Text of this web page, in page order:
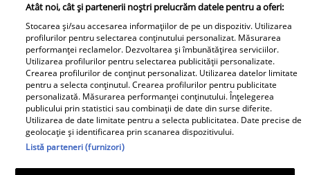
Daniela Nane, dezvăluiri după
despărțirea de Octavian Ene. Cum se
simte actrița: „Nu simt nicio lipsă”
Atât noi, cât și partenerii noștri prelucrăm datele pentru a oferi:
Stocarea și/sau accesarea informațiilor de pe un dispozitiv. Utilizarea
profilurilor pentru selectarea conținutului personalizat. Măsurarea
performanței reclamelor. Dezvoltarea și îmbunătățirea serviciilor.
Utilizarea profilurilor pentru selectarea publicității personalizate.
Crearea profilurilor de conținut personalizat. Utilizarea datelor limitate
pentru a selecta conținutul. Crearea profilurilor pentru publicitate
personalizată. Măsurarea performanței conținutului. Înțelegerea
publicului prin statistici sau combinații de date din surse diferite.
Utilizarea de date limitate pentru a selecta publicitatea. Date precise de
geolocație și identificarea prin scanarea dispozitivului.
Listă parteneri (furnizori)